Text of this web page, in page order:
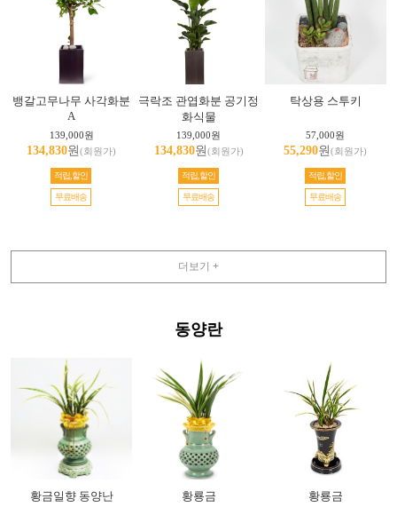
뱅갈고무나무 사각화분
A
139,000원
134,830원(회원가)
적립,할인
무료배송
극락조 관엽화분 공기정
화식물
139,000원
134,830원(회원가)
적립,할인
무료배송
탁상용 스투키
57,000원
55,290원(회원가)
적립,할인
무료배송
더보기 +
동양란
황금일향 동양난 황룡금 황룡금